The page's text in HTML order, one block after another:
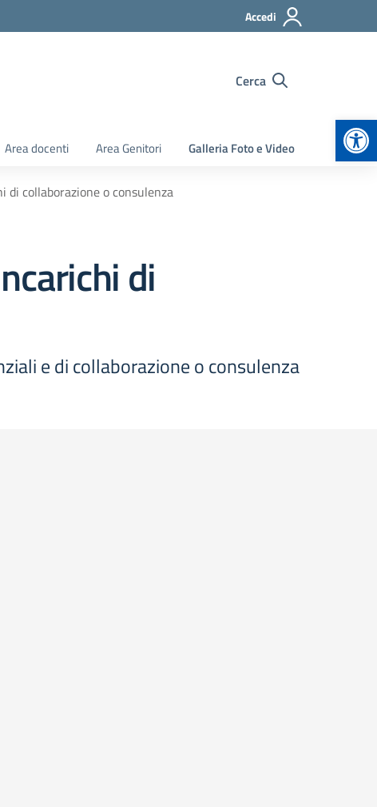
Accedi
Cerca
Area docenti Area Genitori Galleria Foto e Video
di collaborazione o consulenza
di
e di collaborazione o consulenza